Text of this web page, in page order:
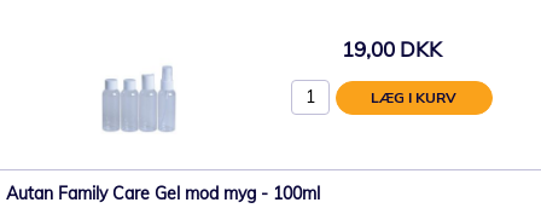
19,00 DKK
LÆG I KURV
Autan Family Care Gel mod myg - 100ml